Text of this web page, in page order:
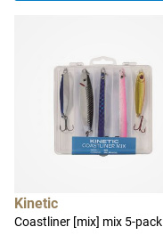
Kinetic
Coastliner [mix] mix 5-pack